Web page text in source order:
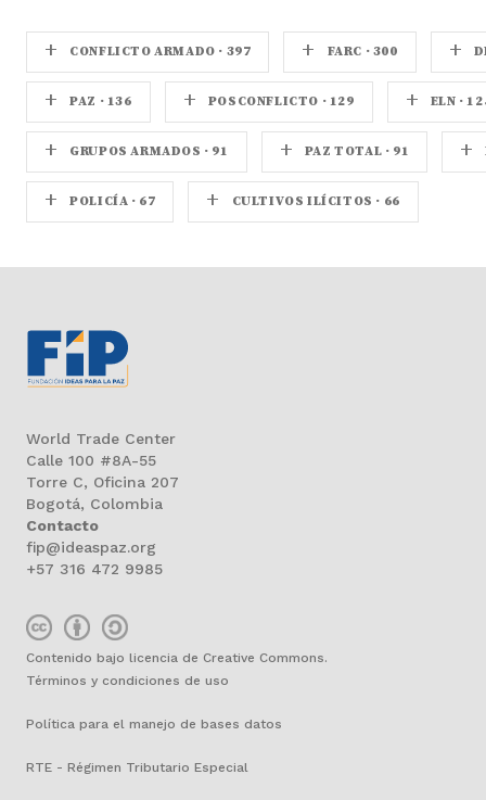
+ CONFLICTO ARMADO · 397 + FARC · 300 +
+ PAZ · 136 + POSCONFLICTO · 129 + ELN ·
+ GRUPOS ARMADOS · 91 + PAZ TOTAL · 91 +
+ POLICÍA · 67 + CULTIVOS ILÍCITOS · 66
World Trade Center
Calle 100 #8A-55
Torre C, Oficina 207
Bogotá, Colombia
Contacto
fip@ideaspaz.org
+57 316 472 9985
Contenido bajo licencia de Creative Commons.
Términos y condiciones de uso
Política para el manejo de bases datos
RTE - Régimen Tributario Especial